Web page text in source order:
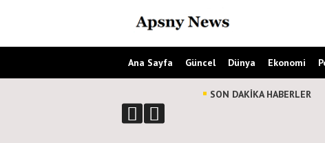
Ana Sayfa Güncel Dünya Ekonomi
SON DAKİKA HABERLER